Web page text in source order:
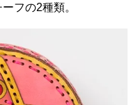
フの2種類。